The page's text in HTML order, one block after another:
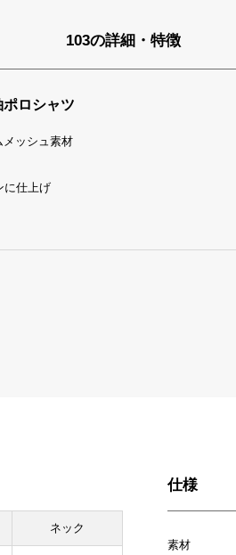
103の詳細・特徴
ロシャツ
メッシュ素材
に仕上げ
ネック
仕様
素材